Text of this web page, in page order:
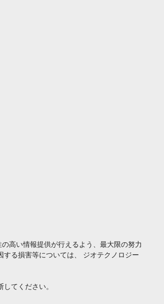
高い情報提供が行えるよう、最大限の努力
る損害等については、 ジオテクノロジー
てください。